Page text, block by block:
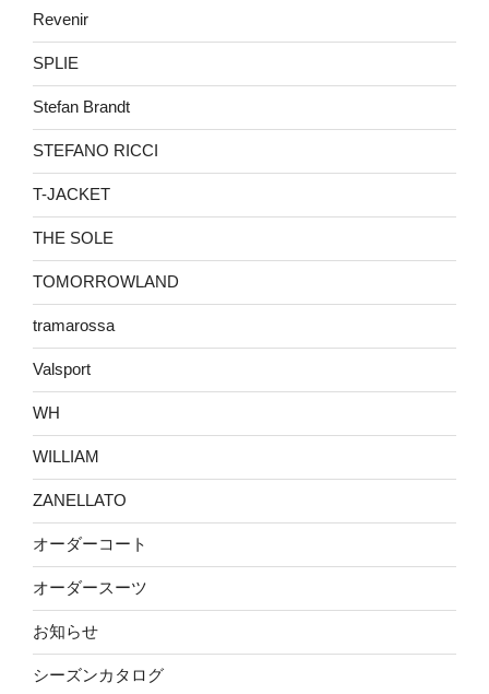
Revenir
SPLIE
Stefan Brandt
STEFANO RICCI
T-JACKET
THE SOLE
TOMORROWLAND
tramarossa
Valsport
WH
WILLIAM
ZANELLATO
オーダーコート
オーダースーツ
お知らせ
シーズンカタログ